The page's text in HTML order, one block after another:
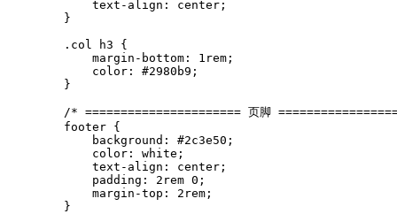
            text-align: center;
        }
        .col h3 {
            margin-bottom: 1rem;
            color: #2980b9;
        }
/* ====================== 页脚
        footer {
            background: #2c3e50;
            color: white;
            text-align: center;
            padding: 2rem 0;
            margin-top: 2rem;
        }